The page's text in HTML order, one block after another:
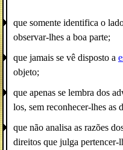
que somente identifica o
observar-lhes a boa parte;
que jamais se vê disposto a
objeto;
que apenas se lembra dos
los, sem reconhecer-lhes as
que não analisa as razões
direitos que julga pertencer-